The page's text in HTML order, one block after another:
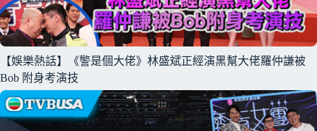
【娛樂熱話】《警是個大佬》林盛斌正經演黑幫大佬羅仲謙被
Bob 附身考演技